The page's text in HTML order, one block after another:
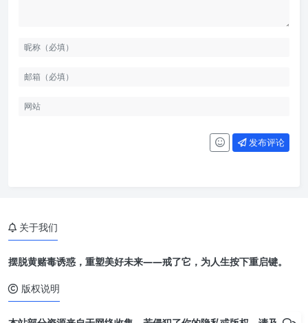
发布评论
关于我们
摆脱黄赌毒诱惑，重塑美好未来——戒了它，为人生按下重启键。
版权说明